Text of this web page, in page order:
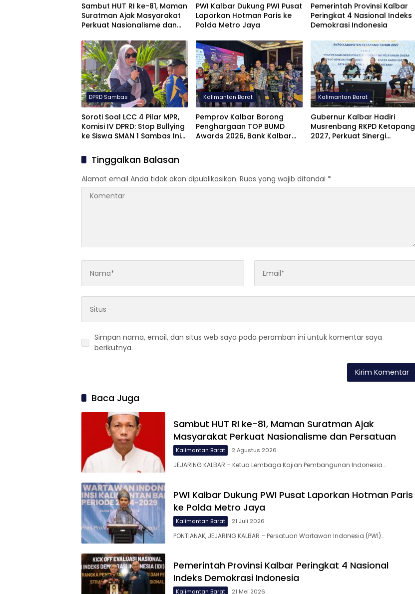
Sambut HUT RI ke-81, Maman
Suratman Ajak Masyarakat
Perkuat Nasionalisme dan
PWI Kalbar Dukung PWI Pusat
Laporkan Hotman Paris ke
Polda Metro Jaya
Pemerintah Provinsi Kalbar
Peringkat 4 Nasional Indeks
Demokrasi Indonesia
DPRD Sambas
Soroti Soal LCC 4 Pilar MPR,
Komisi IV DPRD: Stop Bullying
ke Siswa SMAN 1 Sambas Ini
Kalimantan Barat
Pemprov Kalbar Borong
Penghargaan TOP BUMD
Awards 2026, Bank Kalbar
Kalimantan Barat
Gubernur Kalbar Hadiri
Musrenbang RKPD Ketapang
2027, Perkuat Sinergi
Tinggalkan Balasan
Alamat email Anda tidak akan dipublikasikan. Ruas yang wajib ditandai *
Simpan nama, email, dan situs web saya pada peramban ini untuk komentar saya
berikutnya.
Baca Juga
Sambut HUT RI ke-81, Maman Suratman Ajak
Masyarakat Perkuat Nasionalisme dan Persatuan
Kalimantan Barat 2 Agustus 2026
JEJARING KALBAR – Ketua Lembaga Kajian Pembangunan Indonesia…
PWI Kalbar Dukung PWI Pusat Laporkan Hotman Paris
ke Polda Metro Jaya
Kalimantan Barat 21 Juli 2026
PONTIANAK, JEJARING KALBAR – Persatuan Wartawan Indonesia (PWI)…
Pemerintah Provinsi Kalbar Peringkat 4 Nasional
Indeks Demokrasi Indonesia
Kalimantan Barat 21 Mei 2026